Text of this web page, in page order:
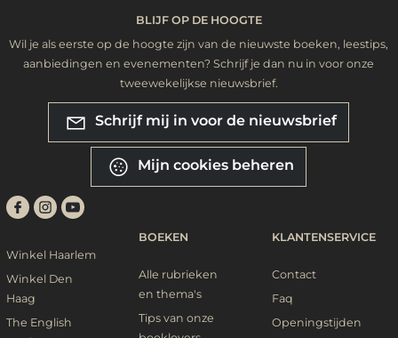
BLIJF OP DE HOOGTE
Wil je als eerste op de hoogte zijn van de nieuwste boeken, leestips,
aanbiedingen en evenementen? Schrijf je dan nu in voor onze
tweewekelijkse nieuwsbrief.
Schrijf mij in voor de nieuwsbrief
Mijn cookies beheren
Winkel Haarlem
Winkel Den
Haag
The English
BOEKEN
Alle rubrieken
en thema's
Tips van onze
KLANTENSERVICE
Contact
Faq
Openingstijden